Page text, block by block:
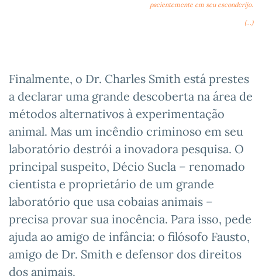
pacientemente em seu esconderijo.
(...)
Finalmente, o Dr. Charles Smith está prestes
a declarar uma grande descoberta na área de
métodos alternativos à experimentação
animal. Mas um incêndio criminoso em seu
laboratório destrói a inovadora pesquisa. O
principal suspeito, Décio Sucla – renomado
cientista e proprietário de um grande
laboratório que usa cobaias animais –
precisa provar sua inocência. Para isso, pede
ajuda ao amigo de infância: o filósofo Fausto,
amigo de Dr. Smith e defensor dos direitos
dos animais.